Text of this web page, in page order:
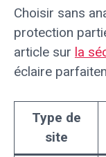
Choisir sans
protection
article sur la
éclaire
Type de
site